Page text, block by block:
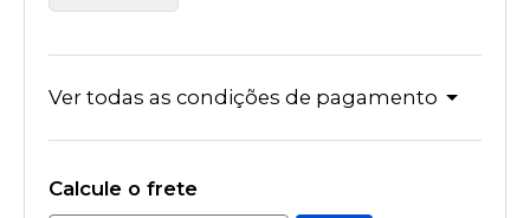
Ver todas as condições de pagamento